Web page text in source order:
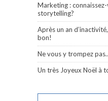
Marketing :
storytelling?
Après un an
bon!
Ne vous y trompez
Un très Joyeux Noël à